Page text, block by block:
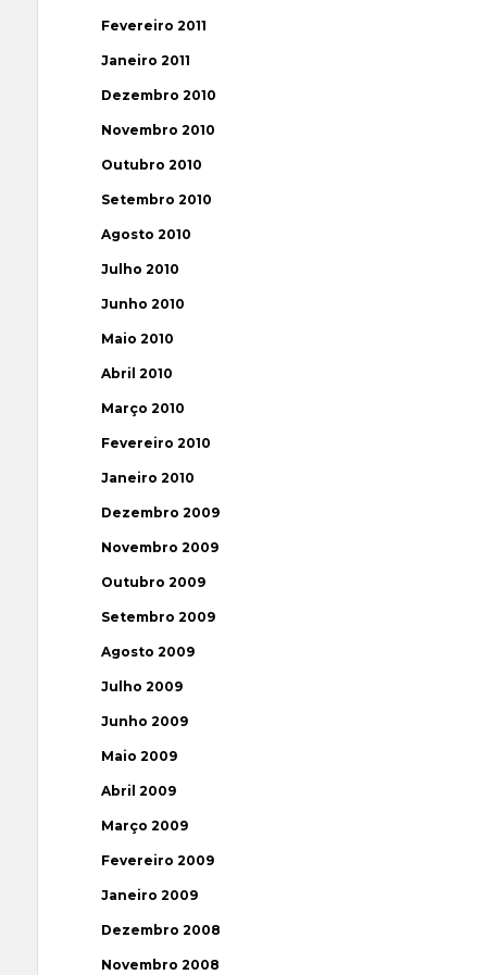
Fevereiro 2011
Janeiro 2011
Dezembro 2010
Novembro 2010
Outubro 2010
Setembro 2010
Agosto 2010
Julho 2010
Junho 2010
Maio 2010
Abril 2010
Março 2010
Fevereiro 2010
Janeiro 2010
Dezembro 2009
Novembro 2009
Outubro 2009
Setembro 2009
Agosto 2009
Julho 2009
Junho 2009
Maio 2009
Abril 2009
Março 2009
Fevereiro 2009
Janeiro 2009
Dezembro 2008
Novembro 2008